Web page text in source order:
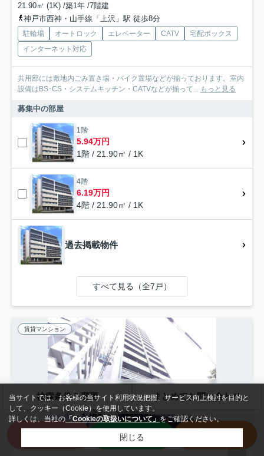
21.90㎡ (1K) /築1年 /7階建
神戸市西神・山手線「上沢」駅 徒歩8分
駐輪場 オートロック エレベーター CATV
宅配ボックス
インターネット対応
共用部には敷地内ごみ置き場・バイク置場などが揃っております。室内
設備はBS･CS・システムキッチン・CATVなどが揃って... もっと見る
募集中の部屋
1階
5.94万円
1階 / 21.90㎡ / 1K
4階
6.19万円
4階 / 21.90㎡ / 1K
過去掲載物件
すべて見る（全7戸）
賃貸マンション
検索条件を変更 まとめてお問い合わせ
LINE
当サイトでは、お客様の当サイト利用状況把握、サービス向上検討を目的と
して、クッキー（Cookie）を使用しています。
詳しくは、当社の 「Cookieの取扱いについて」をご確認ください。
閉じる